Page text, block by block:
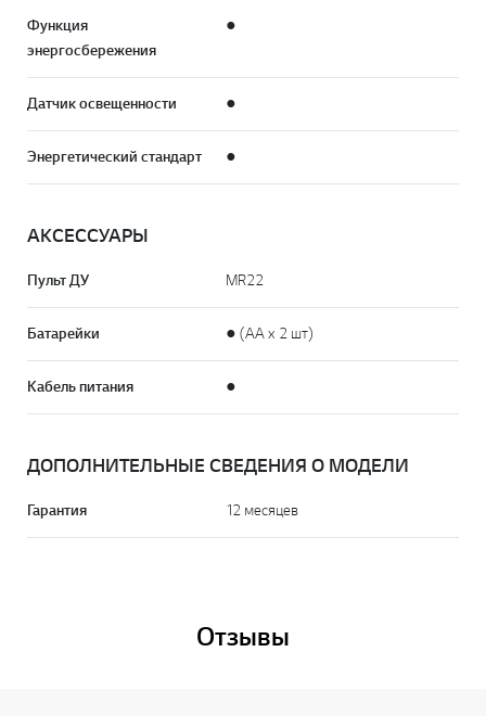
Функция
энергосбережения
●
Датчик освещенности ●
Энергетический стандарт ●
АКСЕССУАРЫ
Пульт ДУ MR22
Батарейки ● (AA x 2 шт)
Кабель питания ●
ДОПОЛНИТЕЛЬНЫЕ СВЕДЕНИЯ О МОДЕЛИ
Гарантия 12 месяцев
Отзывы